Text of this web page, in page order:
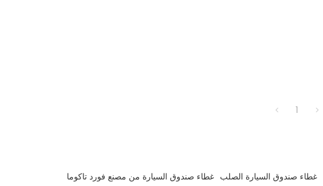
1
غطاء صندوق السيارة الصلب غطاء صندوق السيارة من مصنع فورد تاكوما